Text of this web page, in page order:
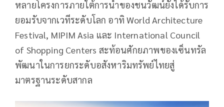
หลายโครงการภายใต้การนำของชนวัฒน์ยังได้รับการ
ยอมรับจากเวทีระดับโลก อาทิ World Architecture
Festival, MIPIM Asia และ International Council
of Shopping Centers สะท้อนศักยภาพของเซ็นทรัล
พัฒนาในการยกระดับอสังหาริมทรัพย์ไทยสู่
มาตรฐานระดับสากล